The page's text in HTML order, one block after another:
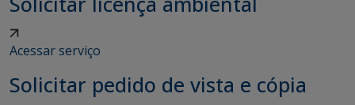
Acessar serviço
Solicitar pedido de vista e cópia